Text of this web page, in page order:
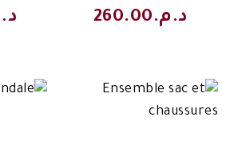
د.م.260.00